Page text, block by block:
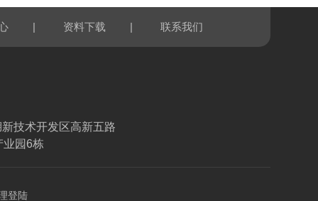
| 资料下载 | 联系我们
技术开发区高新五路
业园6栋
登陆